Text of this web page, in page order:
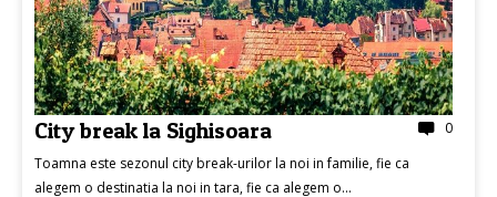
0
City break la Sighisoara
Toamna este sezonul city break-urilor la noi in familie, fie ca
alegem o destinatia la noi in tara, fie ca alegem o...